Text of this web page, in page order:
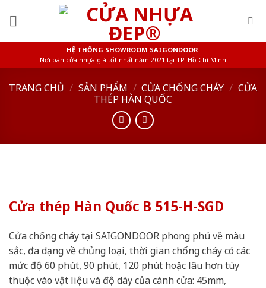
HỆ THỐNG SHOWROOM SAIGONDOOR
Nơi bán cửa nhựa giá tốt nhất năm 2021 tại TP. Hồ Chí Minh
TRANG CHỦ / SẢN PHẨM / CỬA CHỐNG CHÁY / CỬA
THÉP HÀN QUỐC
Cửa thép Hàn Quốc B 515-H-SGD
Cửa chống cháy tại SAIGONDOOR phong phú về màu
sắc, đa dạng về chủng loại, thời gian chống cháy có các
mức độ 60 phút, 90 phút, 120 phút hoặc lâu hơn tùy
thuộc vào vật liệu và độ dày của cánh cửa: 45mm,